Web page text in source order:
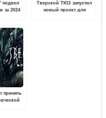
подвел
за 2024
Тверской ТЮЗ запустил
новый проект для
принять